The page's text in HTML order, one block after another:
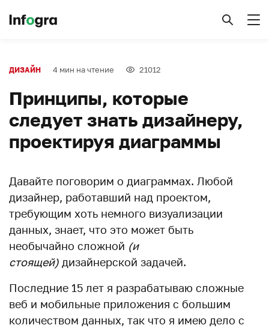
ДИЗАЙН 4 мин на чтение 21012
Принципы, которые
следует знать дизайнеру,
проектируя диаграммы
Давайте поговорим о диаграммах. Любой
дизайнер, работавший над проектом,
требующим хоть немного визуализации
данных, знает, что это может быть
необычайно сложной (и
стоящей) дизайнерской задачей.
Последние 15 лет я разрабатываю сложные
веб и мобильные приложения с большим
количеством данных, так что я имею дело с